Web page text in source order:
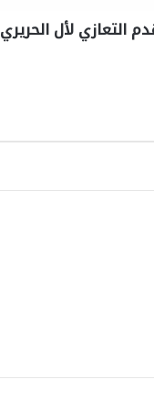
التعازي لأل الحريري